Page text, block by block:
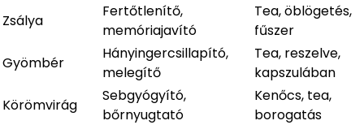
Zsálya
Fertőtlenítő,
memóriajavító
Tea, öblögetés,
fűszer
Gyömbér
Hányingercsillapító,
melegítő
Tea, reszelve,
kapszulában
Körömvirág
Sebgyógyító,
bőrnyugtató
Kenőcs, tea,
borogatás